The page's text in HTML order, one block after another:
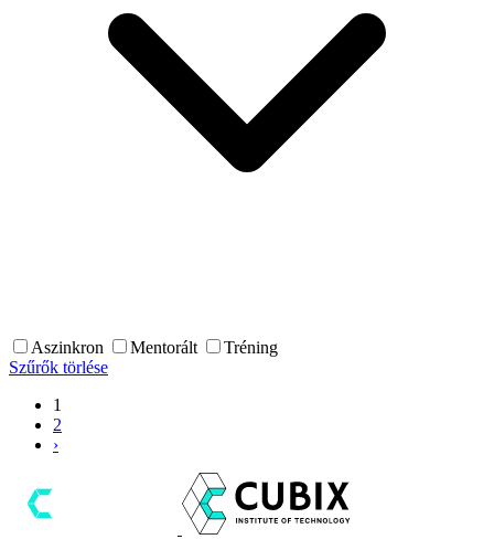
Aszinkron Mentorált
Tréning
Szűrők törlése
1
2
›